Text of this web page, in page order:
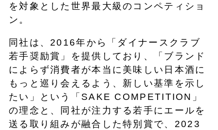
を対象とした世界最大級のコンペティショ
ン。
同社は、2016年から「ダイナースクラブ
若手奨励賞」を提供しており、「ブランド
によらず消費者が本当に美味しい日本酒に
もっと巡り会えるよう、新しい基準を示し
たい」という「SAKE COMPETITION」
の理念と、同社が注力する若手にエールを
送る取り組みが融合した特別賞で、2023